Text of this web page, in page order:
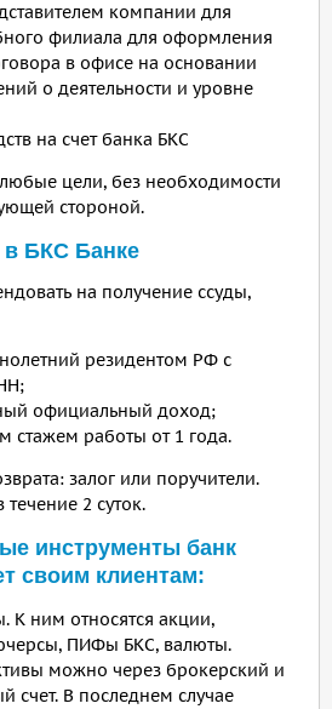
компании для
филиала для оформления
в офисе на основании
о деятельности и уровне
на счет банка БКС
цели, без необходимости
стороной.
в БКС Банке
на получение ссуды,
резидентом РФ с
официальный доход;
стажем работы от 1 года.
залог или поручители.
2 суток.
инструменты банк
своим клиентам:
К ним относятся акции,
ПИФы БКС, валюты.
можно через брокерский и
счет. В последнем случае